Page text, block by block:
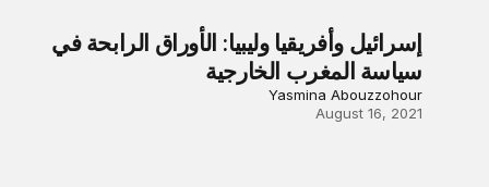
إسرائيل وأفريقيا وليبيا: الأوراق الرابحة في
سياسة المغرب الخارجية
Yasmina Abouzzohour
August 16, 2021